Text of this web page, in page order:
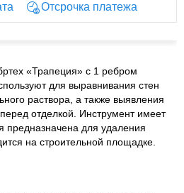
Отсрочка платежа
«Трапеция» с 1 ребром
для выравнивания стен
раствора, а также выявления
отделкой. Инструмент имеет
предназначена для удаления
на строительной площадке.